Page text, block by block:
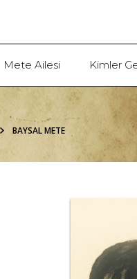
Mete Ailesi Kimler
BAYSAL METE